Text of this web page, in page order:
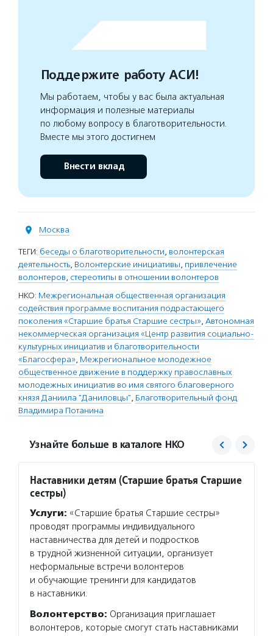
Поддержите работу АСИ!
Мы работаем, чтобы у вас была актуальная
информация и полезные материалы
по любому вопросу в благотворительности.
Вместе мы этого достигнем
Внести вклад
Москва
ТЕГИ: беседы о благотворительности, волонтерская
деятельность, Волонтерские инициативы, привлечение
волонтеров, стереотипы в отношении волонтеров
НКО: Межрегиональная общественная организация
содействия программе воспитания подрастающего
поколения «Старшие братья Старшие сестры», Автономная
некоммерческая организация «Центр развития социально-
культурных инициатив и благотворительности
«Благосфера», Межрегиональное молодежное
общественное движение в поддержку православных
молодежных инициатив во имя святого благоверного
князя Даниила "Даниловцы", Благотворительный фонд
Владимира Потанина
Узнайте больше в каталоге НКО
Наставники детям (Старшие братья Старшие
сестры)
Услуги: «Старшие братья Старшие сестры»
проводят программы индивидуального
наставничества для детей и подростков
в трудной жизненной ситуации, организует
неформальные встречи волонтеров
и обучающие тренинги для кандидатов
в наставники.
Волонтерство: Организация приглашает
волонтеров, которые смогут стать наставниками